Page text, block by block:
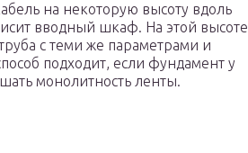
на некоторую высоту вдоль
вводный шкаф. На этой высоте
с теми же параметрами и
подходит, если фундамент у
монолитность ленты.